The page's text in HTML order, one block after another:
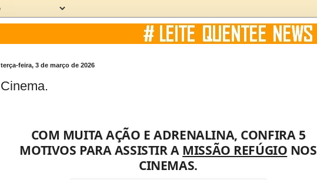
terça-feira, 3 de março de 2026
Cinema.
COM MUITA AÇÃO E ADRENALINA, CONFIRA 5
MOTIVOS PARA ASSISTIR A MISSÃO REFÚGIO NOS
CINEMAS.